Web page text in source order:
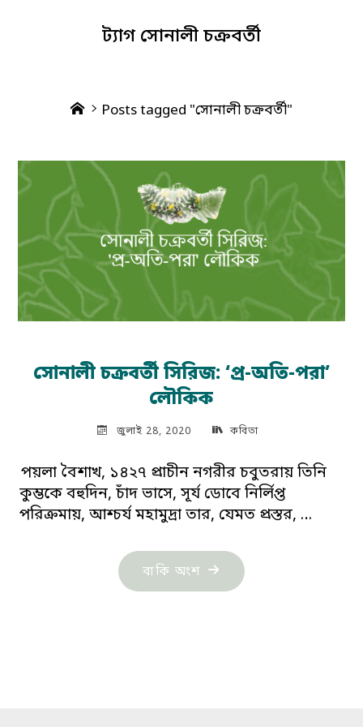
ট্যাগ সোনালী চক্রবর্তী
HomePosts tagged "সোনালী চক্রবর্তী"
সোনালী চক্রবর্তী সিরিজ: ‘প্র-অতি-পরা’
লৌকিক
জুলাই 28, 2020 কবিতা
পয়লা বৈশাখ, ১৪২৭ প্রাচীন নগরীর চবুতরায় তিনি
কুম্ভকে বহুদিন, চাঁদ ভাসে, সূর্য ডোবে নির্লিপ্ত
পরিক্রমায়, আশ্চর্য মহামুদ্রা তার, যেমত প্রস্তর, …
বাকি অংশ "সোনালী
চক্রবর্তী